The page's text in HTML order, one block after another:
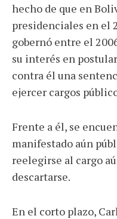
hecho de que en
presidenciales en el
gobernó entre el
su interés en
contra él una
ejercer cargos
Frente a él, se
manifestado aún
reelegirse al cargo
descartarse.
En el corto plazo,